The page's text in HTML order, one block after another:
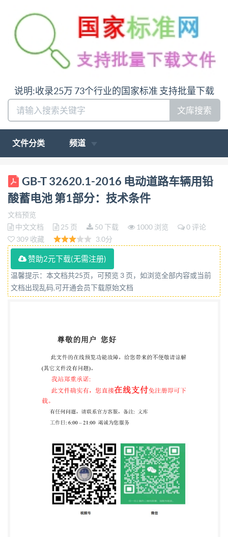
说明:收录25万 73个行业的国家标准 支持批量下载
文库搜索
文件分类 频道
ICS29.220.20 GB K 84 中华人民共和国国家标准
GB/T32620.1—2016 代替GB/T18332.1-2009 电动道
路车辆用铅酸蓄电池 第1部分：技术条件 Lead-acid
batteries usedfor electric road vehicles- Part
1:Technicalcondition (IEC61982-
1:2012,Secondarybatteries（exceptlithium）
forthepropulsionofelectricroadvehicles
Performanceandendurancetests,MOD) 2016-02-24发
布 2016-09-01实施 中华人民共和国国家质量监督检
GB-T 32620.1-2016 电动道路车辆用铅
酸蓄电池 第1部分：技术条件
文档预览
中文文档
25 页 50 下载 1000 浏览
0 评论
309 收藏
3.0分
赞助2元下载(无需注册)
温馨提示：本文档共25页，可预览 3 页，如浏览全部内容或当前
文档出现乱码,可开通会员下载原始文档